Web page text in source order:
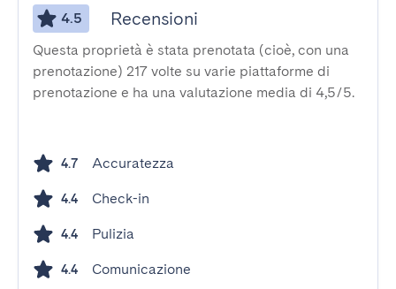
4.5 Recensioni
Questa proprietà è stata prenotata (cioè, con una
prenotazione) 217 volte su varie piattaforme di
prenotazione e ha una valutazione media di 4,5/5.
4.7 Accuratezza
4.4 Check-in
4.4 Pulizia
4.4 Comunicazione